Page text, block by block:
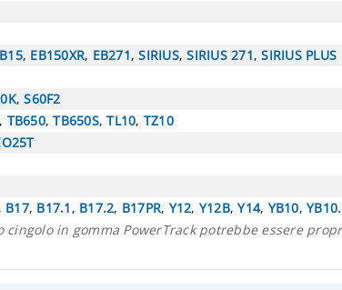
, EB150XR, EB271,SIRIUS,SIRIUS 271,SIRIUS PLUS
,S60F2
, TB650,TB650S,TL10, TZ10
, B17, B17.1 , B17.2, B17PR, Y12, Y12B,Y14, YB10,
cingolo in gomma PowerTrack potrebbe essere